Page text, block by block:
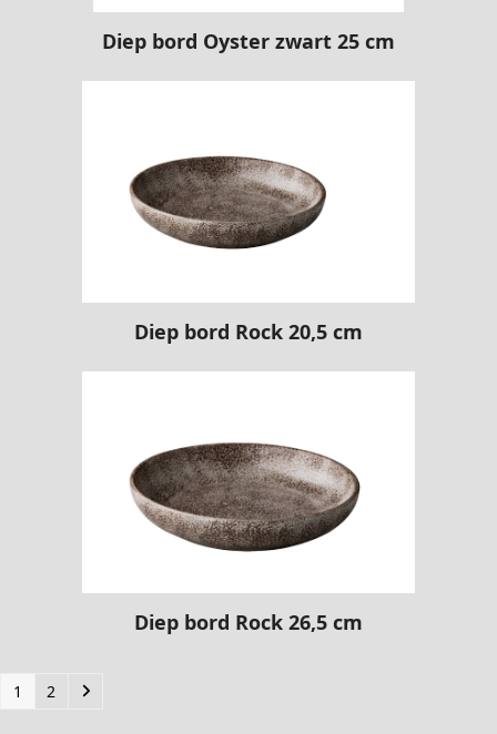
Diep bord Oyster zwart 25 cm
Diep bord Rock 20,5 cm
Diep bord Rock 26,5 cm
1 2